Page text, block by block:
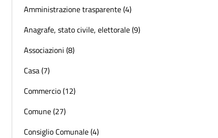
Amministrazione trasparente (4)
Anagrafe, stato civile, elettorale (9)
Associazioni (8)
Casa (7)
Commercio (12)
Comune (27)
Consiglio Comunale (4)